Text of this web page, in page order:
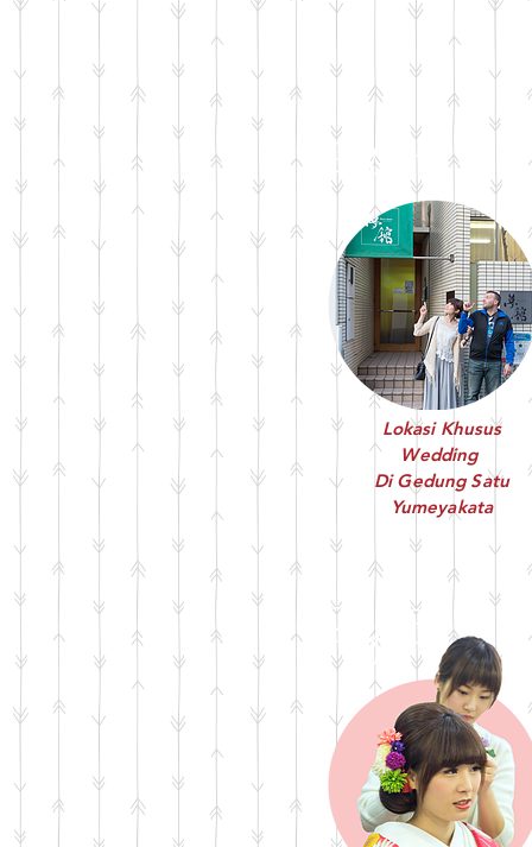
Step
Lokasi Khusus
Wedding
Di Gedung Satu
Yumeyakata
Step